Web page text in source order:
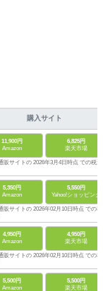
購入サイト
11,900円
Amazon
6,825円
楽天市場
販サイトの 2026年3月4日時点 での税込
5,350円
Amazon
5,550円
Yahoo!ショッピング
サイトの 2026年02月10日時点 での税
4,950円
Amazon
4,950円
楽天市場
サイトの 2026年02月10日時点 での税
5,500円
Amazon
5,500円
楽天市場